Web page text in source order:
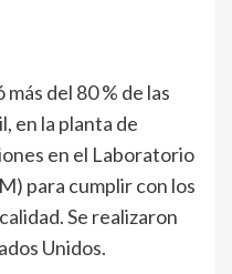
del 80 % de las
en la planta de
en el Laboratorio
para cumplir con los
Se realizaron
Unidos.